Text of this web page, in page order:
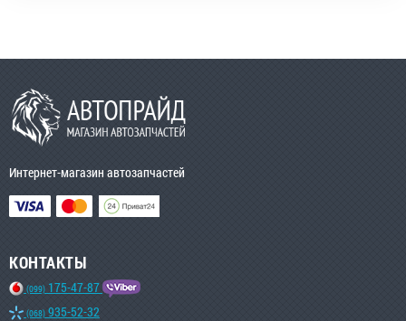
Интернет-магазин автозапчастей
КОНТАКТЫ
(099) 175-47-87
(068) 935-52-32